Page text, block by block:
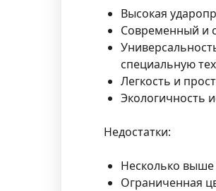
Высокая
Современный и
специальную
Легкость и
Экологичность
Недостатки:
Несколько выше
Ограниченная